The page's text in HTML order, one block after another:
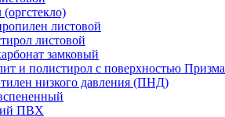
листовой
листовой
замковый
и полистирол с поверхностью Призма
низкого давления (ПНД)
ПВХ